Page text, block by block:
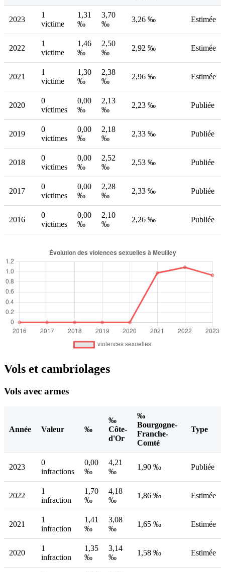
2023
1
victime
1,31
‰
3,70
‰
3,26 ‰ Estimée
2022
1
victime
1,46
‰
2,50
‰
2,92 ‰ Estimée
2021
1
victime
1,30
‰
2,38
‰
2,96 ‰ Estimée
2020
0
victimes
0,00
‰
2,13
‰
2,23 ‰ Publiée
2019
0
victimes
0,00
‰
2,18
‰
2,33 ‰ Publiée
2018
0
victimes
0,00
‰
2,52
‰
2,53 ‰ Publiée
2017
0
victimes
0,00
‰
2,28
‰
2,33 ‰ Publiée
2016
0
victimes
0,00
‰
2,10
‰
2,26 ‰ Publiée
Vols et cambriolages
Vols avec armes
Année Valeur ‰
‰
Côte-
d'Or
‰
Bourgogne-
Franche-
Comté
Type
2023
0
infractions
0,00
‰
4,21
‰
1,90 ‰ Publiée
2022
1
infraction
1,70
‰
4,18
‰
1,86 ‰ Estimée
2021
1
infraction
1,41
‰
3,08
‰
1,65 ‰ Estimée
2020
1
infraction
1,35
‰
3,14
‰
1,58 ‰ Estimée